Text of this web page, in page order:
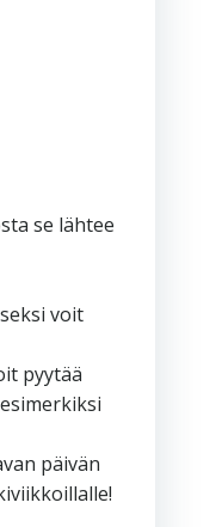
se lähtee
voit
pyytää
päivän